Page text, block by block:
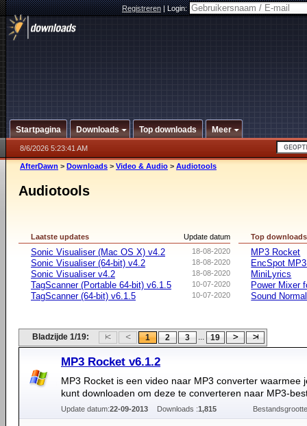
Registreren|Login:
Startpagina Downloads Top downloads Meer
8/6/2026 5:23:41 AM
AfterDawn > Downloads > Video & Audio > Audiotools
Audiotools
Update datum
Laatste updates
18-08-2020
Sonic Visualiser (Mac OS X) v4.2
18-08-2020
Sonic Visualiser (64-bit) v4.2
18-08-2020
Sonic Visualiser v4.2
10-07-2020
TagScanner (Portable 64-bit) v6.1.5
10-07-2020
TagScanner (64-bit) v6.1.5
Top downloads
MP3 Rocket
EncSpot
MiniLyrics
Power Mixer
Sound
Bladzijde 1/19: 1 2 3 ... 19
MP3 Rocket v6.1.2
MP3 Rocket is een video naar MP3 converter waarmee
kunt downloaden om deze te converteren naar MP3-
Update datum:22-09-2013 Downloads :1,815